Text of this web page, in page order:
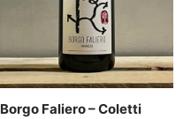
Borgo Faliero – Coletti